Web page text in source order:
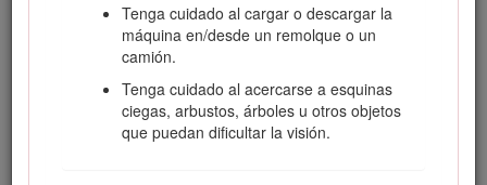
Tenga cuidado al cargar o descargar la
máquina en/desde un remolque o un
camión.
Tenga cuidado al acercarse a esquinas
ciegas, arbustos, árboles u otros objetos
que puedan dificultar la visión.
Utilice solamente un recipiente de
combustible homologado.
No retire nunca el tapón de combustible ni
añada combustible con el motor en marcha.
Deje que el motor se enfríe antes de
repostar combustible.